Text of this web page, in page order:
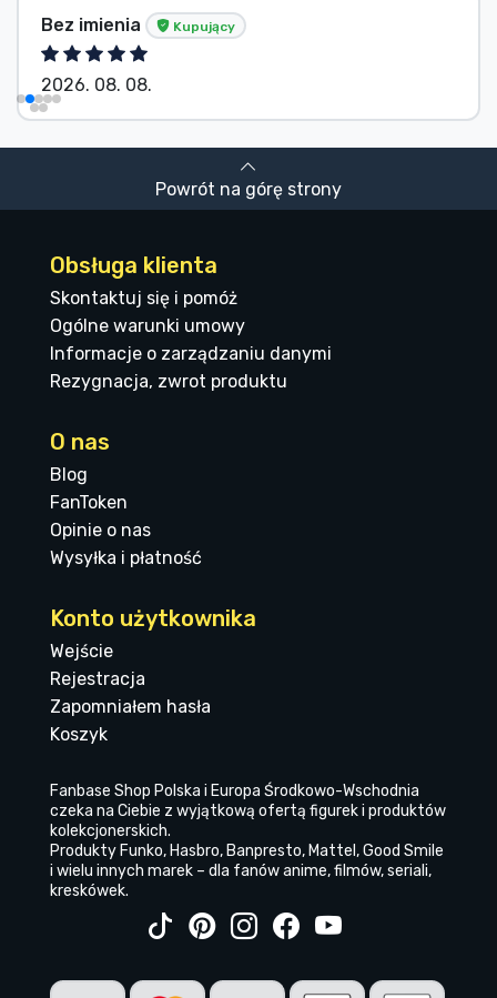
Bez imienia Kupujący
2026. 08. 08.
Powrót na górę strony
Obsługa klienta
Skontaktuj się i pomóż
Ogólne warunki umowy
Informacje o zarządzaniu danymi
Rezygnacja, zwrot produktu
O nas
Blog
FanToken
Opinie o nas
Wysyłka i płatność
Konto użytkownika
Wejście
Rejestracja
Zapomniałem hasła
Koszyk
Fanbase Shop Polska i Europa Środkowo-Wschodnia
czeka na Ciebie z wyjątkową ofertą figurek i produktów
kolekcjonerskich.
Produkty Funko, Hasbro, Banpresto, Mattel, Good Smile
i wielu innych marek – dla fanów anime, filmów, seriali,
kreskówek.